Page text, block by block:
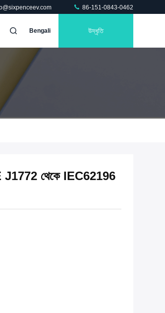
86-151-0843-0462
Bengali উদ্ধৃতি
J1772 থেকে IEC62196